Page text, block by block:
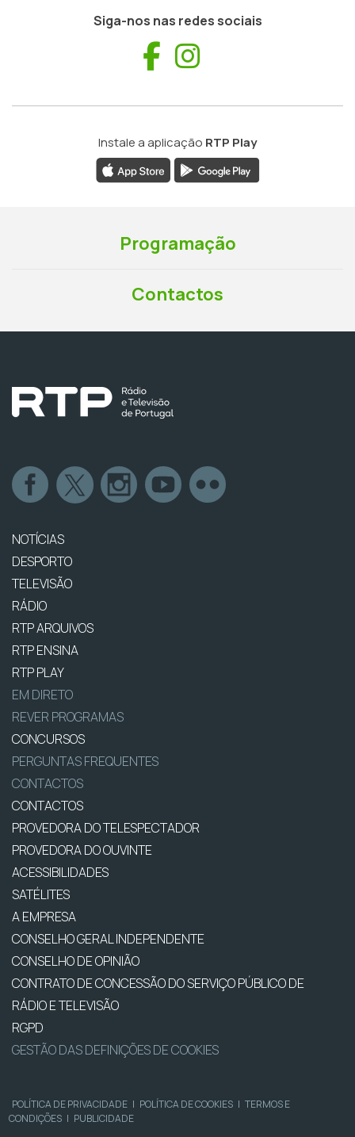
Siga-nos nas redes sociais
Facebook
Instale a aplicação RTP Play
Programação
Contactos
NOTÍCIAS
DESPORTO
TELEVISÃO
RÁDIO
RTP ARQUIVOS
RTP ENSINA
RTP PLAY
EM DIRETO
REVER PROGRAMAS
CONCURSOS
PERGUNTAS FREQUENTES
CONTACTOS
CONTACTOS
PROVEDORA DO TELESPECTADOR
PROVEDORA DO OUVINTE
ACESSIBILIDADES
SATÉLITES
A EMPRESA
CONSELHO GERAL INDEPENDENTE
CONSELHO DE OPINIÃO
CONTRATO DE CONCESSÃO DO SERVIÇO PÚBLICO DE
RÁDIO E TELEVISÃO
RGPD
GESTÃO DAS DEFINIÇÕES DE COOKIES
POLÍTICA DE PRIVACIDADE | POLÍTICA DE COOKIES | TERMOS E
CONDIÇÕES | PUBLICIDADE